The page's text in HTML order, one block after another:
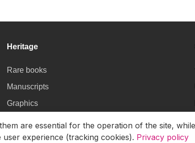
Heritage
Rare books
Manuscripts
Graphics
are essential for the operation of the site, while
experience (tracking cookies). Privacy policy